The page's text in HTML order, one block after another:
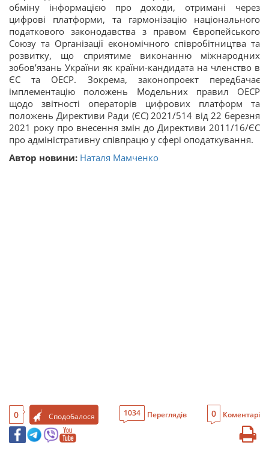
обміну інформацією про доходи, отримані через
цифрові платформи, та гармонізацію національного
податкового законодавства з правом Європейського
Союзу та Організації економічного співробітництва та
розвитку, що сприятиме виконанню міжнародних
зобов’язань України як країни-кандидата на членство в
ЄС та ОЕСР. Зокрема, законопроект передбачає
імплементацію положень Модельних правил ОЕСР
щодо звітності операторів цифрових платформ та
положень Директиви Ради (ЄС) 2021/514 від 22 березня
2021 року про внесення змін до Директиви 2011/16/ЄС
про адміністративну співпрацю у сфері оподаткування.
Автор новини: Наталя Мамченко
0 Сподобалося 1034 Переглядів 0 Коментарі